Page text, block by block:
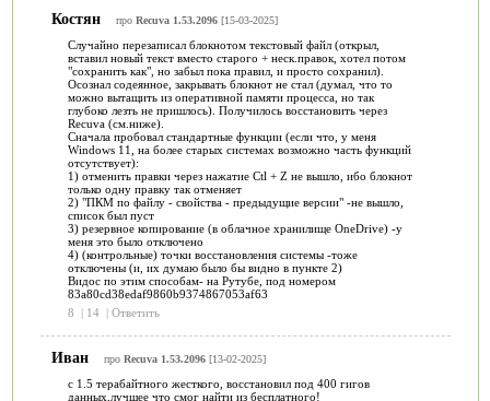
Костян про Recuva 1.53.2096[15-03-2025]
Случайно перезаписал блокнотом текстовый файл (открыл,
вставил новый текст вместо старого + неск.правок, хотел потом
"сохранить как", но забыл пока правил, и просто сохранил).
Осознал содеянное, закрывать блокнот не стал (думал, что то
можно вытащить из оперативной памяти процесса, но так
глубоко лезть не пришлось). Получилось восстановить через
Recuva (см.ниже).
Сначала пробовал стандартные функции (если что, у меня
Windows 11, на более старых системах возможно часть функций
отсутствует):
1) отменить правки через нажатие Ctl + Z не вышло, ибо блокнот
только одну правку так отменяет
2) "ПКМ по файлу - свойства - предыдущие версии" -не вышло,
список был пуст
3) резервное копирование (в облачное хранилище OneDrive) -у
меня это было отключено
4) (контрольные) точки восстановления системы -тоже
отключены (и, их думаю было бы видно в пункте 2)
Видос по этим способам- на Рутубе, под номером
83a80cd38edaf9860b9374867053af63
8
| 14 | Ответить
Иван про Recuva 1.53.2096[13-02-2025]
с 1.5 терабайтного жесткого, восстановил под 400 гигов
данных,лучшее что смог найти из бесплатного!